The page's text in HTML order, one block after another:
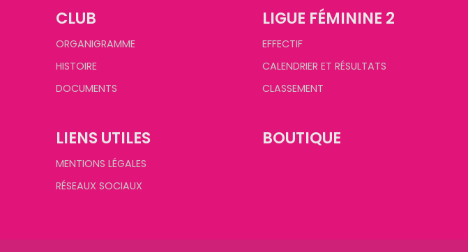
CLUB
ORGANIGRAMME
HISTOIRE
DOCUMENTS
LIGUE FÉMININE 2
EFFECTIF
CALENDRIER ET RÉSULTATS
CLASSEMENT
LIENS UTILES
MENTIONS LÉGALES
RÉSEAUX SOCIAUX
BOUTIQUE